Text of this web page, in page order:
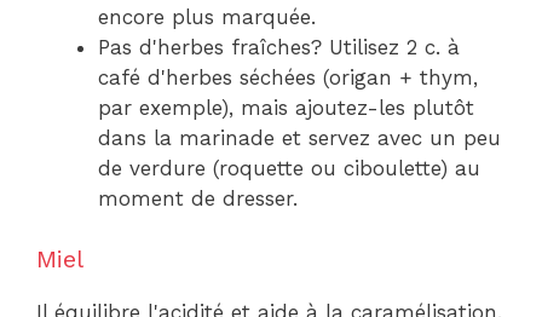
encore plus marquée.
Pas d'herbes fraîches? Utilisez 2 c. à
café d'herbes séchées (origan + thym,
par exemple), mais ajoutez-les plutôt
dans la marinade et servez avec un peu
de verdure (roquette ou ciboulette) au
moment de dresser.
Miel